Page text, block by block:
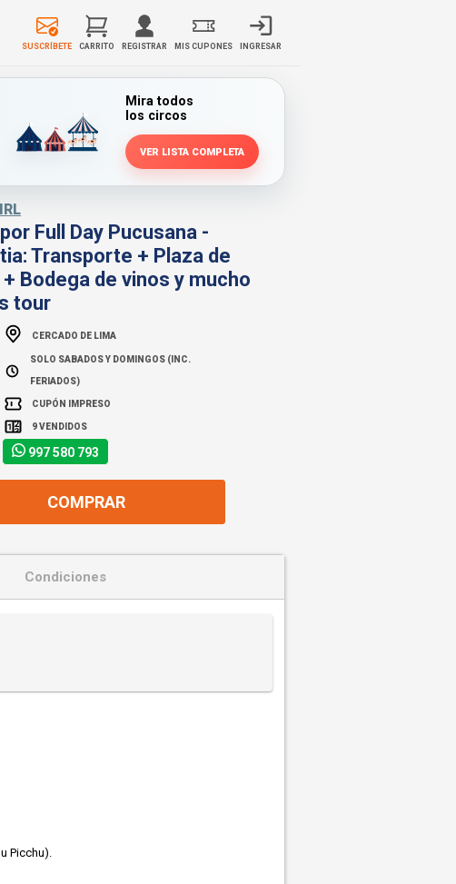
SUSCRÍBETE CARRITO REGISTRAR MIS CUPONES INGRESAR
Mira todos
los circos
VER LISTA COMPLETA
Full Day Pucusana -
Transporte + Plaza de
Bodega de vinos y mucho
tour
CERCADO DE LIMA
SOLO SABADOS Y DOMINGOS (INC.
FERIADOS)
CUPÓN IMPRESO
9 VENDIDOS
997 580 793
COMPRAR
Condiciones
Picchu).